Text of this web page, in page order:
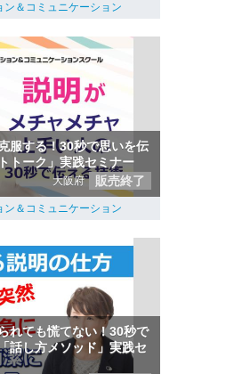
＆コミュニケーション
服する！30秒で思いを伝
トーク」実践セミナー
大阪府 販売終了
＆コミュニケーション
れても慌てない！30秒で
話し方メソッド」実践セ